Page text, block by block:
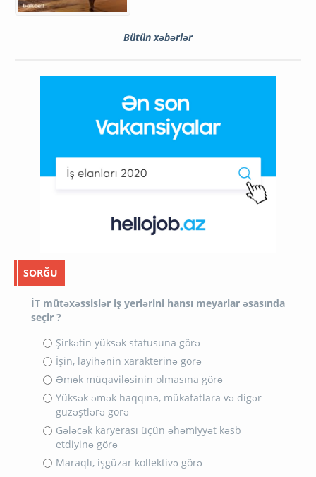
Bütün xəbərlər
SORĞU
İT mütəxəssislər iş yerlərini hansı meyarlar əsasında
seçir ?
Şirkətin yüksək statusuna görə
İşin, layihənin xarakterinə görə
Əmək müqaviləsinin olmasına görə
Yüksək əmək haqqına, mükafatlara və digər
güzəştlərə görə
Gələcək karyerası üçün əhəmiyyət kəsb
etdiyinə görə
Maraqlı, işgüzar kollektivə görə